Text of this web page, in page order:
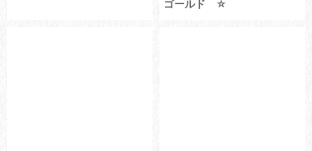
ゴールド ☆